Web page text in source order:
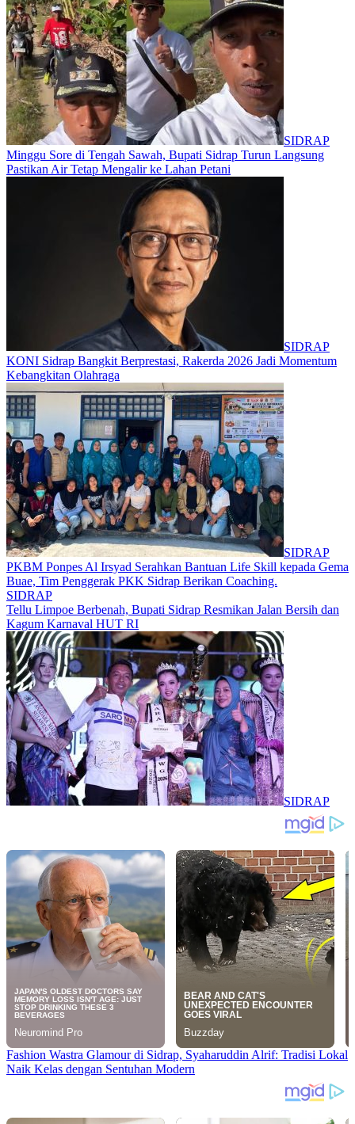
SIDRAP
Minggu Sore di Tengah Sawah, Bupati Sidrap Turun Langsung
Pastikan Air Tetap Mengalir ke Lahan Petani
SIDRAP
KONI Sidrap Bangkit Berprestasi, Rakerda 2026 Jadi Momentum
Kebangkitan Olahraga
SIDRAP
PKBM Ponpes Al Irsyad Serahkan Bantuan Life Skill kepada Gema
Buae, Tim Penggerak PKK Sidrap Berikan Coaching.
SIDRAP
Tellu Limpoe Berbenah, Bupati Sidrap Resmikan Jalan Bersih dan
Kagum Karnaval HUT RI
SIDRAP
Fashion Wastra Glamour di Sidrap, Syaharuddin Alrif: Tradisi Lokal
Naik Kelas dengan Sentuhan Modern